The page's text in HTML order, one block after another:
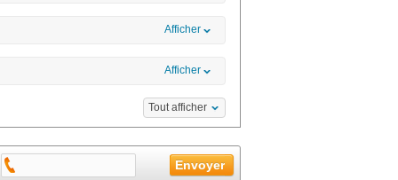
Afficher
Afficher
Tout afficher